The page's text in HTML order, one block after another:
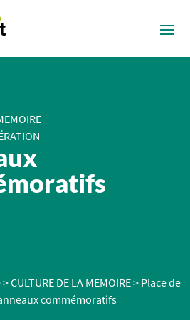
>CULTURE DE LA MEMOIRE> Place de
commémoratifs